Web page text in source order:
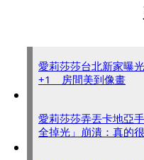
愛莉莎莎台北新家曝
+1 房間美到像畫
愛莉莎莎弄丟卡地亞
全掉光」崩潰：真的